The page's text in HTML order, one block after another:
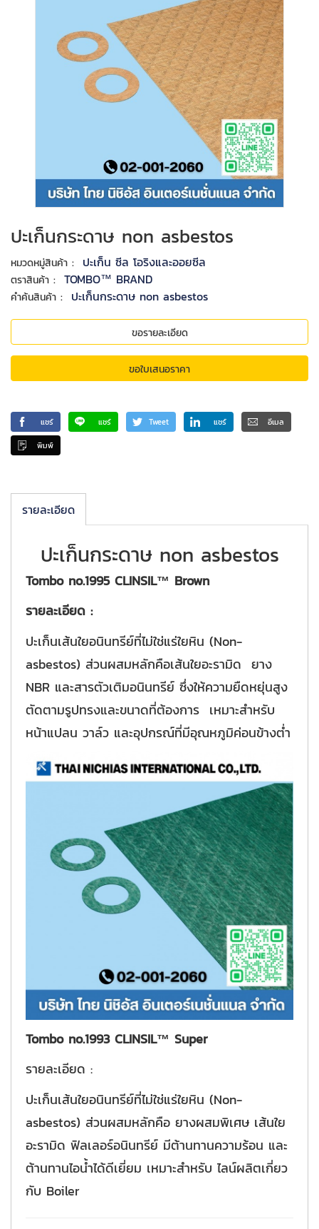
ปะเก็นกระดาษ non asbestos
หมวดหมู่สินค้า : ปะเก็น ซีล โอริงและออยซีล
ตราสินค้า : TOMBO™ BRAND
คำค้นสินค้า : ปะเก็นกระดาษ non asbestos
ขอรายละเอียด
ขอใบเสนอราคา
แชร์ แชร์ Tweet แชร์ อีเมล
พิมพ์
รายละเอียด
ปะเก็นกระดาษ non asbestos
Tombo no.1995 CLINSIL™ Brown
รายละเอียด :
ปะเก็นเส้นใยอนินทรีย์ที่ไม่ใช่แร่ใยหิน (Non-
asbestos) ส่วนผสมหลักคือเส้นใยอะรามิด ยาง
NBR และสารตัวเติมอนินทรีย์ ซึ่งให้ความยืดหยุ่นสูง
ตัดตามรูปทรงและขนาดที่ต้องการ เหมาะสำหรับ
หน้าแปลน วาล์ว และอุปกรณ์ที่มีอุณหภูมิค่อนข้างต่ำ
Tombo no.1993 CLINSIL™ Super
รายละเอียด :
ปะเก็นเส้นใยอนินทรีย์ที่ไม่ใช่แร่ใยหิน (Non-
asbestos) ส่วนผสมหลักคือ ยางผสมพิเศษ เส้นใย
อะรามิด ฟิลเลอร์อนินทรีย์ มีต้านทานความร้อน และ
ต้านทานไอน้ำได้ดีเยี่ยม เหมาะสำหรับ ไลน์ผลิตเกี่ยว
กับ Boiler